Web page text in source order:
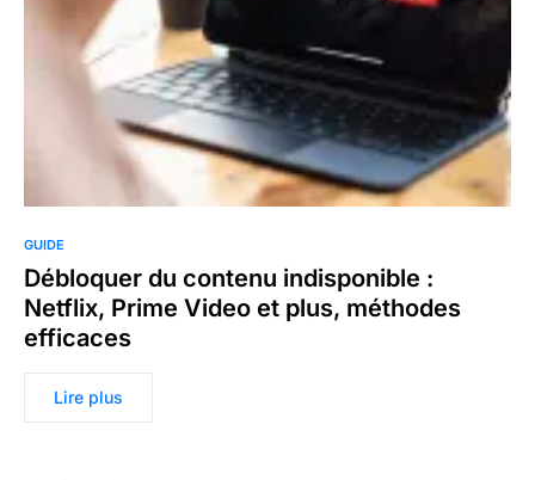
GUIDE
Débloquer du contenu indisponible :
Netflix, Prime Video et plus, méthodes
efficaces
Lire plus